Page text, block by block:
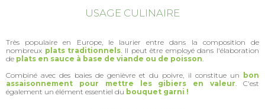
USAGE CULINAIRE
Très populaire en Europe, le laurier entre dans la composition de
nombreux plats traditionnels . Il peut être employé dans l'élaboration
de plats en sauce à base de viande ou de poisson
Combiné avec des baies de genièvre et du poivre, il constitue un bon
assaisonnement pour mettre les gibiers en valeur . C'est
également un élément essentiel du bouquet garni !